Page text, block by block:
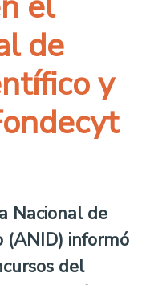
de
y
Nacional de
(ANID) informó
del